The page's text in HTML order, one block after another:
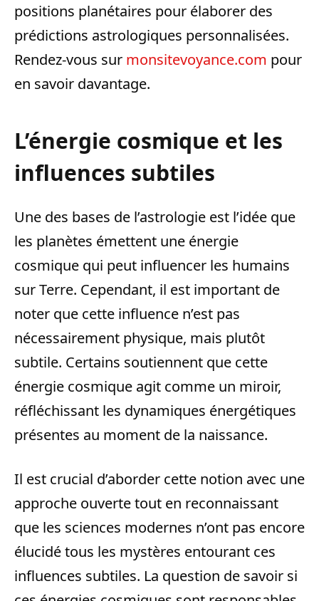
positions planétaires pour élaborer des
prédictions astrologiques personnalisées.
Rendez-vous sur monsitevoyance.com pour
en savoir davantage.
L’énergie cosmique et les
influences subtiles
Une des bases de l’astrologie est l’idée que
les planètes émettent une énergie
cosmique qui peut influencer les humains
sur Terre. Cependant, il est important de
noter que cette influence n’est pas
nécessairement physique, mais plutôt
subtile. Certains soutiennent que cette
énergie cosmique agit comme un miroir,
réfléchissant les dynamiques énergétiques
présentes au moment de la naissance.
Il est crucial d’aborder cette notion avec une
approche ouverte tout en reconnaissant
que les sciences modernes n’ont pas encore
élucidé tous les mystères entourant ces
influences subtiles. La question de savoir si